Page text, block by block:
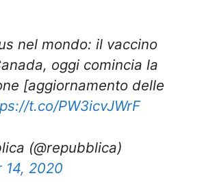
nel mondo: il vaccino
oggi comincia la
[aggiornamento delle
t.co/PW3icvJWrF
(@repubblica)
14, 2020